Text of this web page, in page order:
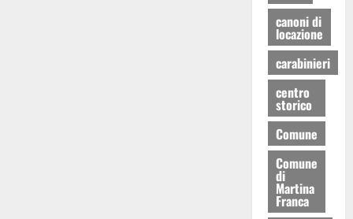
canoni di
locazione
carabinieri
centro
storico
Comune
Comune
di
Martina
Franca